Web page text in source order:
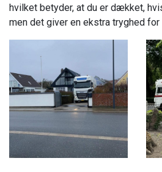
hvilket betyder, at du er dækket,
men det giver en ekstra tryghed